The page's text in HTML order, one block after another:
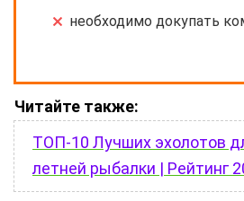
необходимо докупать
Читайте также:
ТОП-10 Лучших эхолотов
летней рыбалки | Рейтинг